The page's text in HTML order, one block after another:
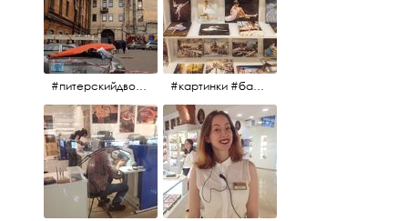
#питерскийдвор #спаснакрови #июльскийдень2017 #картинки #балетпитера #янтарьроссиии